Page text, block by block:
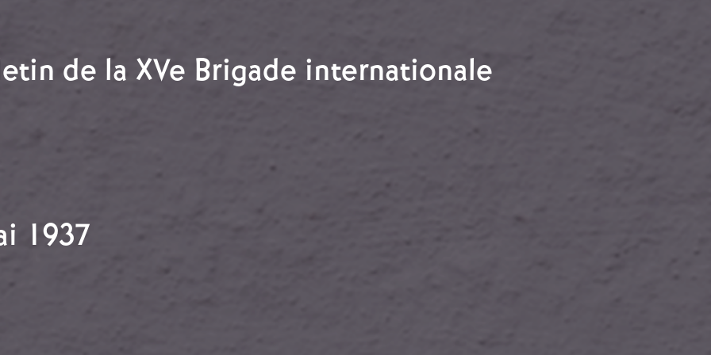
de la XVe Brigade internationale
de la XVe Brigade internationale
1937
1937